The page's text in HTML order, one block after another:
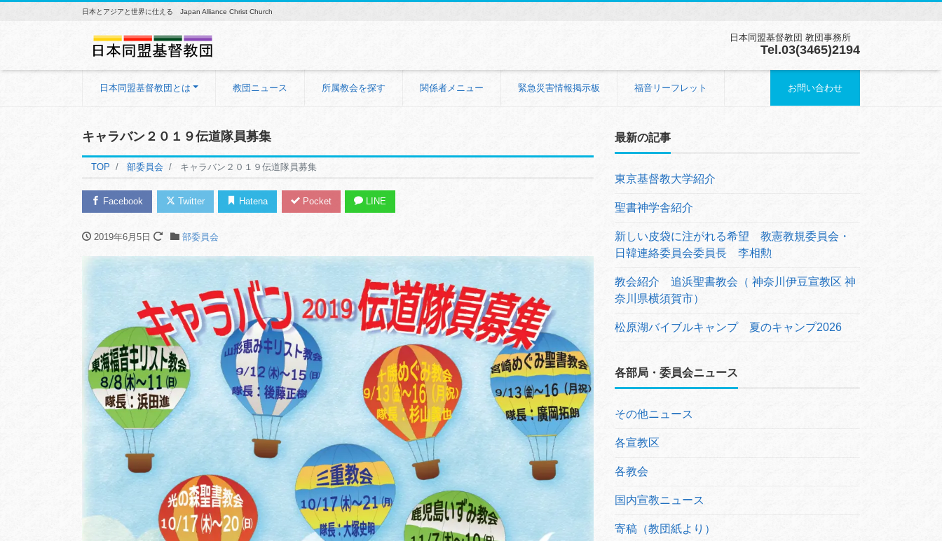
日本とアジアと世界に仕える Japan Alliance Christ Church
日本同盟基督教団 教団事務所
Tel.03(3465)2194
日本同盟基督教団とは 教団ニュース 所属教会を探す 関係者メニュー 緊急災害情報掲示板 福音リーフレット お問い合わせ
キャラバン２０１９伝道隊員募集
TOP 部委員会 キャラバン２０１９伝道隊員募集
Facebook Twitter Hatena Pocket LINE
2019年6月5日 部委員会
最新の記事
東京基督教大学紹介
聖書神学舎紹介
新しい皮袋に注がれる希望 教憲教規委員会・
日韓連絡委員会委員長 李相勲
教会紹介 追浜聖書教会（ 神奈川伊豆宣教区 神
奈川県横須賀市）
松原湖バイブルキャンプ 夏のキャンプ2026
各部局・委員会ニュース
その他ニュース
各宣教区
各教会
国内宣教ニュース
寄稿（教団紙より）